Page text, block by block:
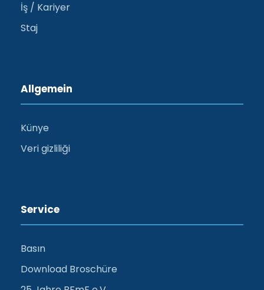
İş / Kariyer
Staj
Allgemein
Künye
Veri gizliliği
Service
Basın
Download Broschüre